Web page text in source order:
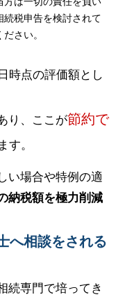
続税申告を検討されて
さい。
時点の評価額とし
り、ここが節約で
す。
い場合や特例の適
納税額を極力削減
へ相談をされる
続専門で培ってき